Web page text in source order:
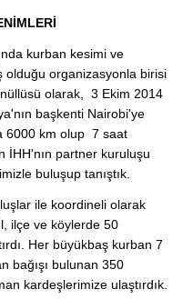
kurban kesimi ve
olduğu organizasyonla birisi
olarak, 3 Ekim 2014
başkenti Nairobi'ye
6000 km olup 7 saat
İHH'nın partner kuruluşu
buluşup tanıştık.
ile koordineli olarak
ilçe ve köylerde 50
Her büyükbaş kurban 7
bağışı bulunan 350
kardeşlerimize ulaştırdık.